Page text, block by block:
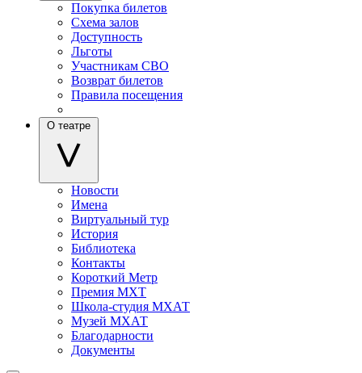
Покупка билетов
Схема залов
Доступность
Льготы
Участникам СВО
Возврат билетов
Правила посещения
О театре
Новости
Имена
Виртуальный тур
История
Библиотека
Контакты
Короткий Метр
Премия МХТ
Школа-студия МХАТ
Музей МХАТ
Благодарности
Документы